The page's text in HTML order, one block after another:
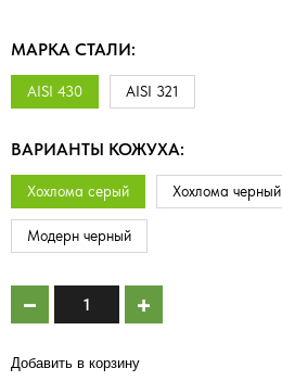
МАРКА СТАЛИ:
AISI 430 AISI 321
ВАРИАНТЫ КОЖУХА:
Хохлома серый Хохлома черный
Модерн черный
Добавить в корзину